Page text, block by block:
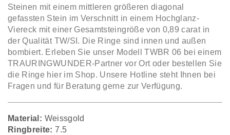
Steinen mit einem mittleren größeren diagonal
gefassten Stein im Verschnitt in einem Hochglanz-
Viereck mit einer Gesamtsteingröße von 0,89 carat in
der Qualität TW/SI. Die Ringe sind innen und außen
bombiert. Erleben Sie unser Modell TWBR 06 bei einem
TRAURINGWUNDER-Partner vor Ort oder bestellen Sie
die Ringe hier im Shop. Unsere Hotline steht Ihnen bei
Fragen und für Beratung gerne zur Verfügung.
Material: Weissgold
Ringbreite: 7.5